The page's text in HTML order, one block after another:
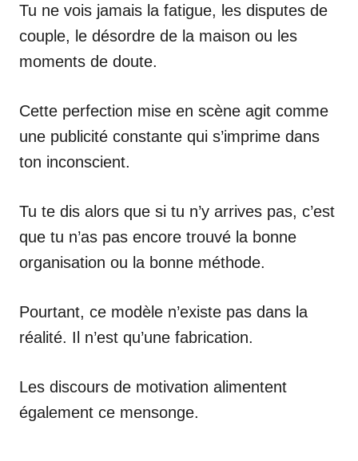
Tu ne vois jamais la fatigue, les disputes de
couple, le désordre de la maison ou les
moments de doute.
Cette perfection mise en scène agit comme
une publicité constante qui s’imprime dans
ton inconscient.
Tu te dis alors que si tu n’y arrives pas, c’est
que tu n’as pas encore trouvé la bonne
organisation ou la bonne méthode.
Pourtant, ce modèle n’existe pas dans la
réalité. Il n’est qu’une fabrication.
Les discours de motivation alimentent
également ce mensonge.